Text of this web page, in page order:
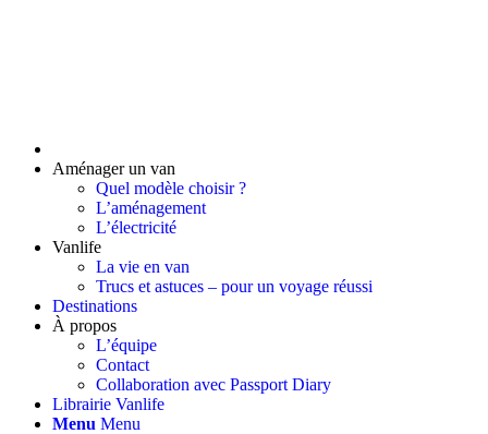
Aménager un van
Quel modèle choisir ?
L’aménagement
L’électricité
Vanlife
La vie en van
Trucs et astuces – pour un voyage réussi
Destinations
À propos
L’équipe
Contact
Collaboration avec Passport Diary
Librairie Vanlife
Menu Menu